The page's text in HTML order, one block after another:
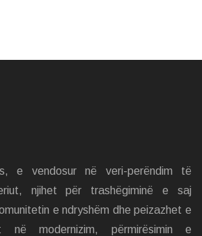
e vendosur në veri-perëndim të
njihet për trashëgiminë e saj
e ndryshëm dhe peizazhet e
në modernizim, përmirësimin e